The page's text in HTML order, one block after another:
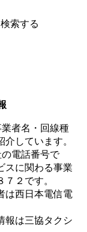
者名・回線種
しています。
の電話番号で
スに関わる事業
７２ です。
は西日本電信電
報は三協タクシ